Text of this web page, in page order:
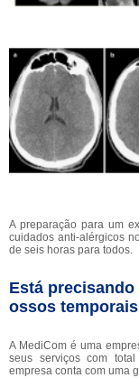
A preparação para um
cuidados anti-alérgicos
de seis horas para todos.
Está
ossos
A MediCom é uma
seus serviços com
empresa conta com uma